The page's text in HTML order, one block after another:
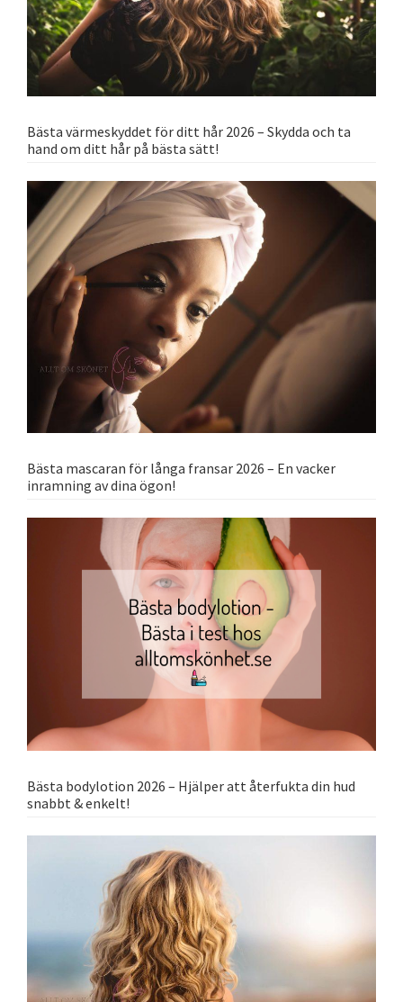
Bästa värmeskyddet för ditt hår 2026 – Skydda och ta
hand om ditt hår på bästa sätt!
Bästa mascaran för långa fransar 2026 – En vacker
inramning av dina ögon!
Bästa bodylotion 2026 – Hjälper att återfukta din hud
snabbt & enkelt!